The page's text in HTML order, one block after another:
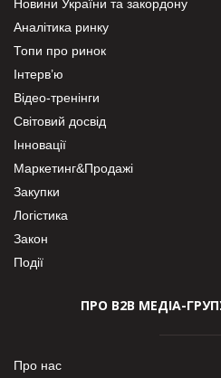
Новини України та закордону
Аналітика ринку
Топи про ринок
Інтерв’ю
Відео-тренінги
Світовий досвід
Інновації
Маркетинг&Продажі
Закупки
Логістика
Закон
Події
ПРО В2В МЕДІА-
Про нас